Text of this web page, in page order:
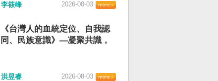
李筱峰 2026-08-03
《台灣人的血統定位、自我認
同、民族意識》—凝聚共識，
洪昱睿 2026-08-03